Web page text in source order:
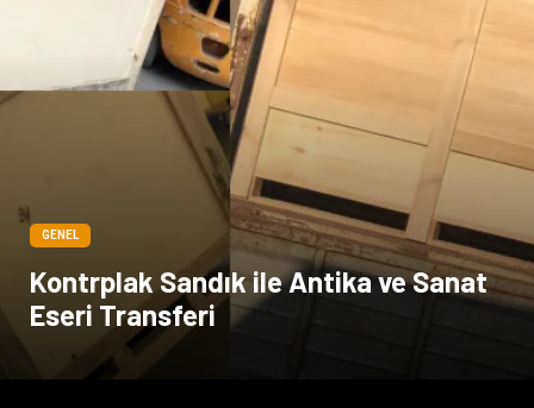
GENEL
Kontrplak Sandık ile Antika ve Sanat
Eseri Transferi